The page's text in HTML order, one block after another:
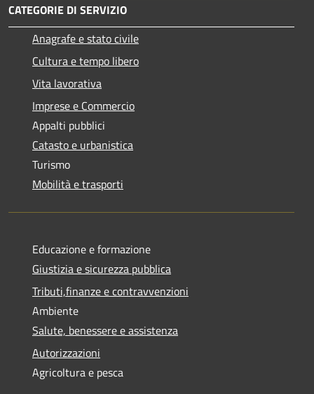
CATEGORIE DI SERVIZIO
Anagrafe e stato civile
Cultura e tempo libero
Vita lavorativa
Imprese e Commercio
Appalti pubblici
Catasto e urbanistica
Turismo
Mobilità e trasporti
Educazione e formazione
Giustizia e sicurezza pubblica
Tributi,finanze e contravvenzioni
Ambiente
Salute, benessere e assistenza
Autorizzazioni
Agricoltura e pesca